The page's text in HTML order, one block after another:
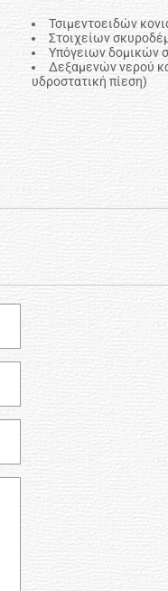
Τσιμεντοειδών
Στοιχείων
Υπόγειων δομικών
Δεξαμενών νερού
υδροστατική πίεση)